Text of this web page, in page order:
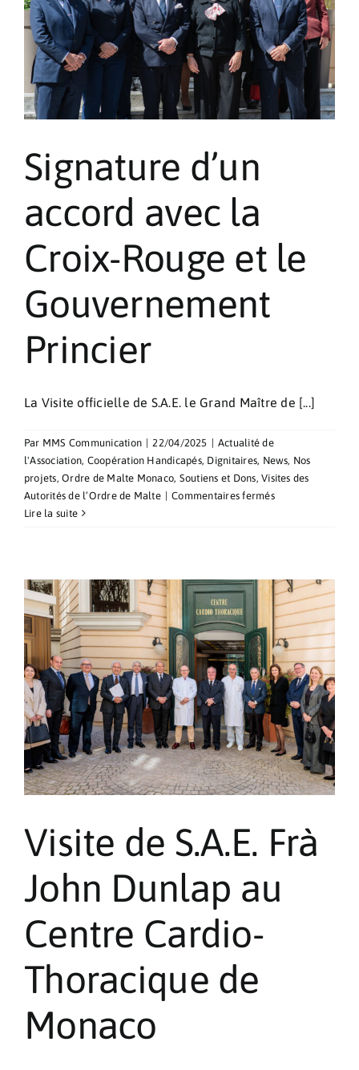
Pèlerinages
Contact
Signature d’un
accord avec la
Croix-Rouge et le
Gouvernement
Princier
La Visite officielle de S.A.E. le Grand Maître de [...]
Par MMS Communication | 22/04/2025 | Actualité de
l'Association, Coopération Handicapés, Dignitaires, News, Nos
projets,Ordre de Malte Monaco, Soutiens et Dons,Visites des
Autorités de l’Ordre de Malte | Commentaires ferméssur
la
Croix-
Rouge
et
le
Gouvernement
Princier
Lire la suite
Visite de S.A.E. Frà
John Dunlap au
Centre Cardio-
Thoracique de
Monaco